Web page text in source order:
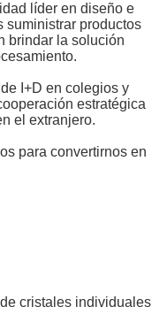
líder en diseño e
suministrar productos
brindar la solución
I+D en colegios y
estratégica
el extranjero.
para convertirnos en
cristales individuales